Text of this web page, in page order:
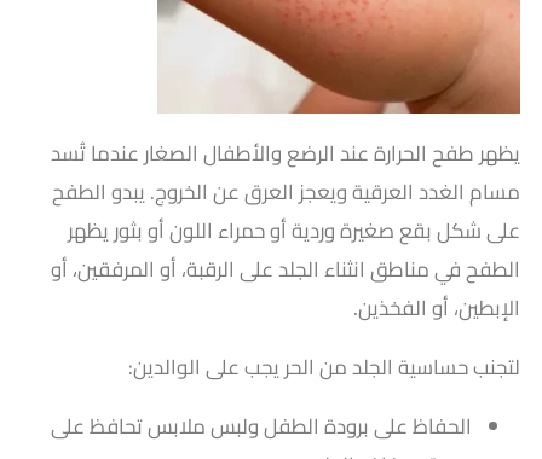
يظهر طفح الحرارة عند الرضع والأطفال الصغار عندما تُسد
مسام الغدد العرقية ويعجز العرق عن الخروج.يبدو الطفح
على شكل بقع صغيرة وردية أو حمراء اللون أو بثور يظهر
الطفح في مناطق انثناء الجلد على الرقبة، أو المرفقين، أو
الإبطين، أو الفخذين.
لتجنب حساسية الجلد من الحر يجب على الوالدين:
الحفاظ على برودة الطفل ولبس ملابس تحافظ على